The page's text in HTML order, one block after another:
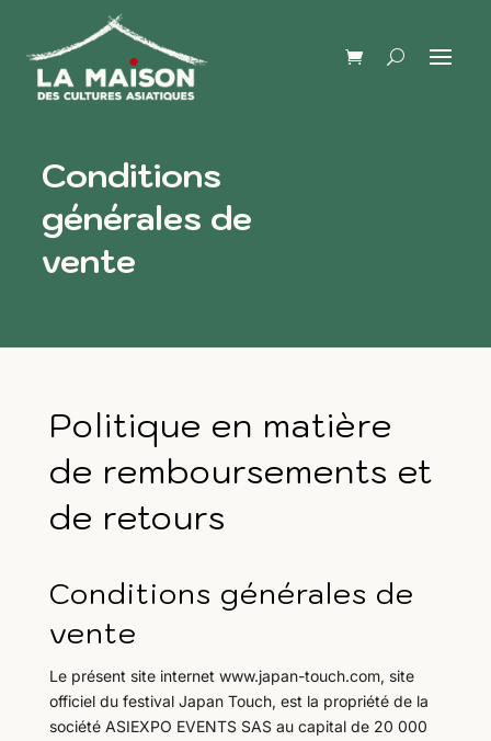
Conditions
générales de
vente
Politique en matière
de remboursements et
de retours
Conditions générales de
vente
Le présent site internet www.japan-touch.com, site
officiel du festival Japan Touch, est la propriété de la
société ASIEXPO EVENTS SAS au capital de 20 000